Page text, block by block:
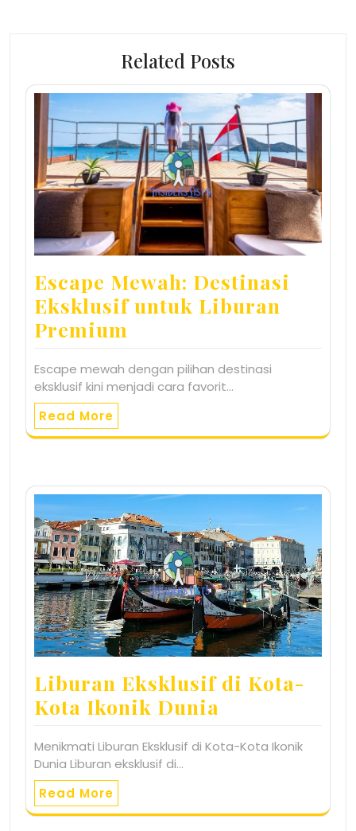
Related Posts
Escape Mewah: Destinasi
Eksklusif untuk Liburan
Premium
Escape mewah dengan pilihan destinasi
eksklusif kini menjadi cara favorit…
Read More
Liburan Eksklusif di Kota-
Kota Ikonik Dunia
Menikmati Liburan Eksklusif di Kota-Kota Ikonik
Dunia Liburan eksklusif di…
Read More